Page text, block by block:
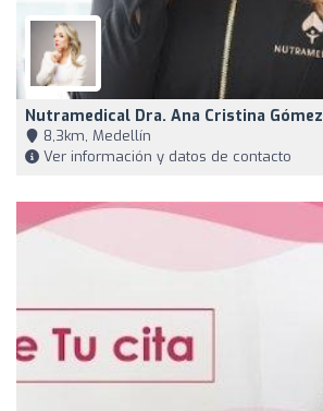
Nutramedical Dra. Ana Cristina Gómez
8,3km, Medellín
Ver información y datos de contacto